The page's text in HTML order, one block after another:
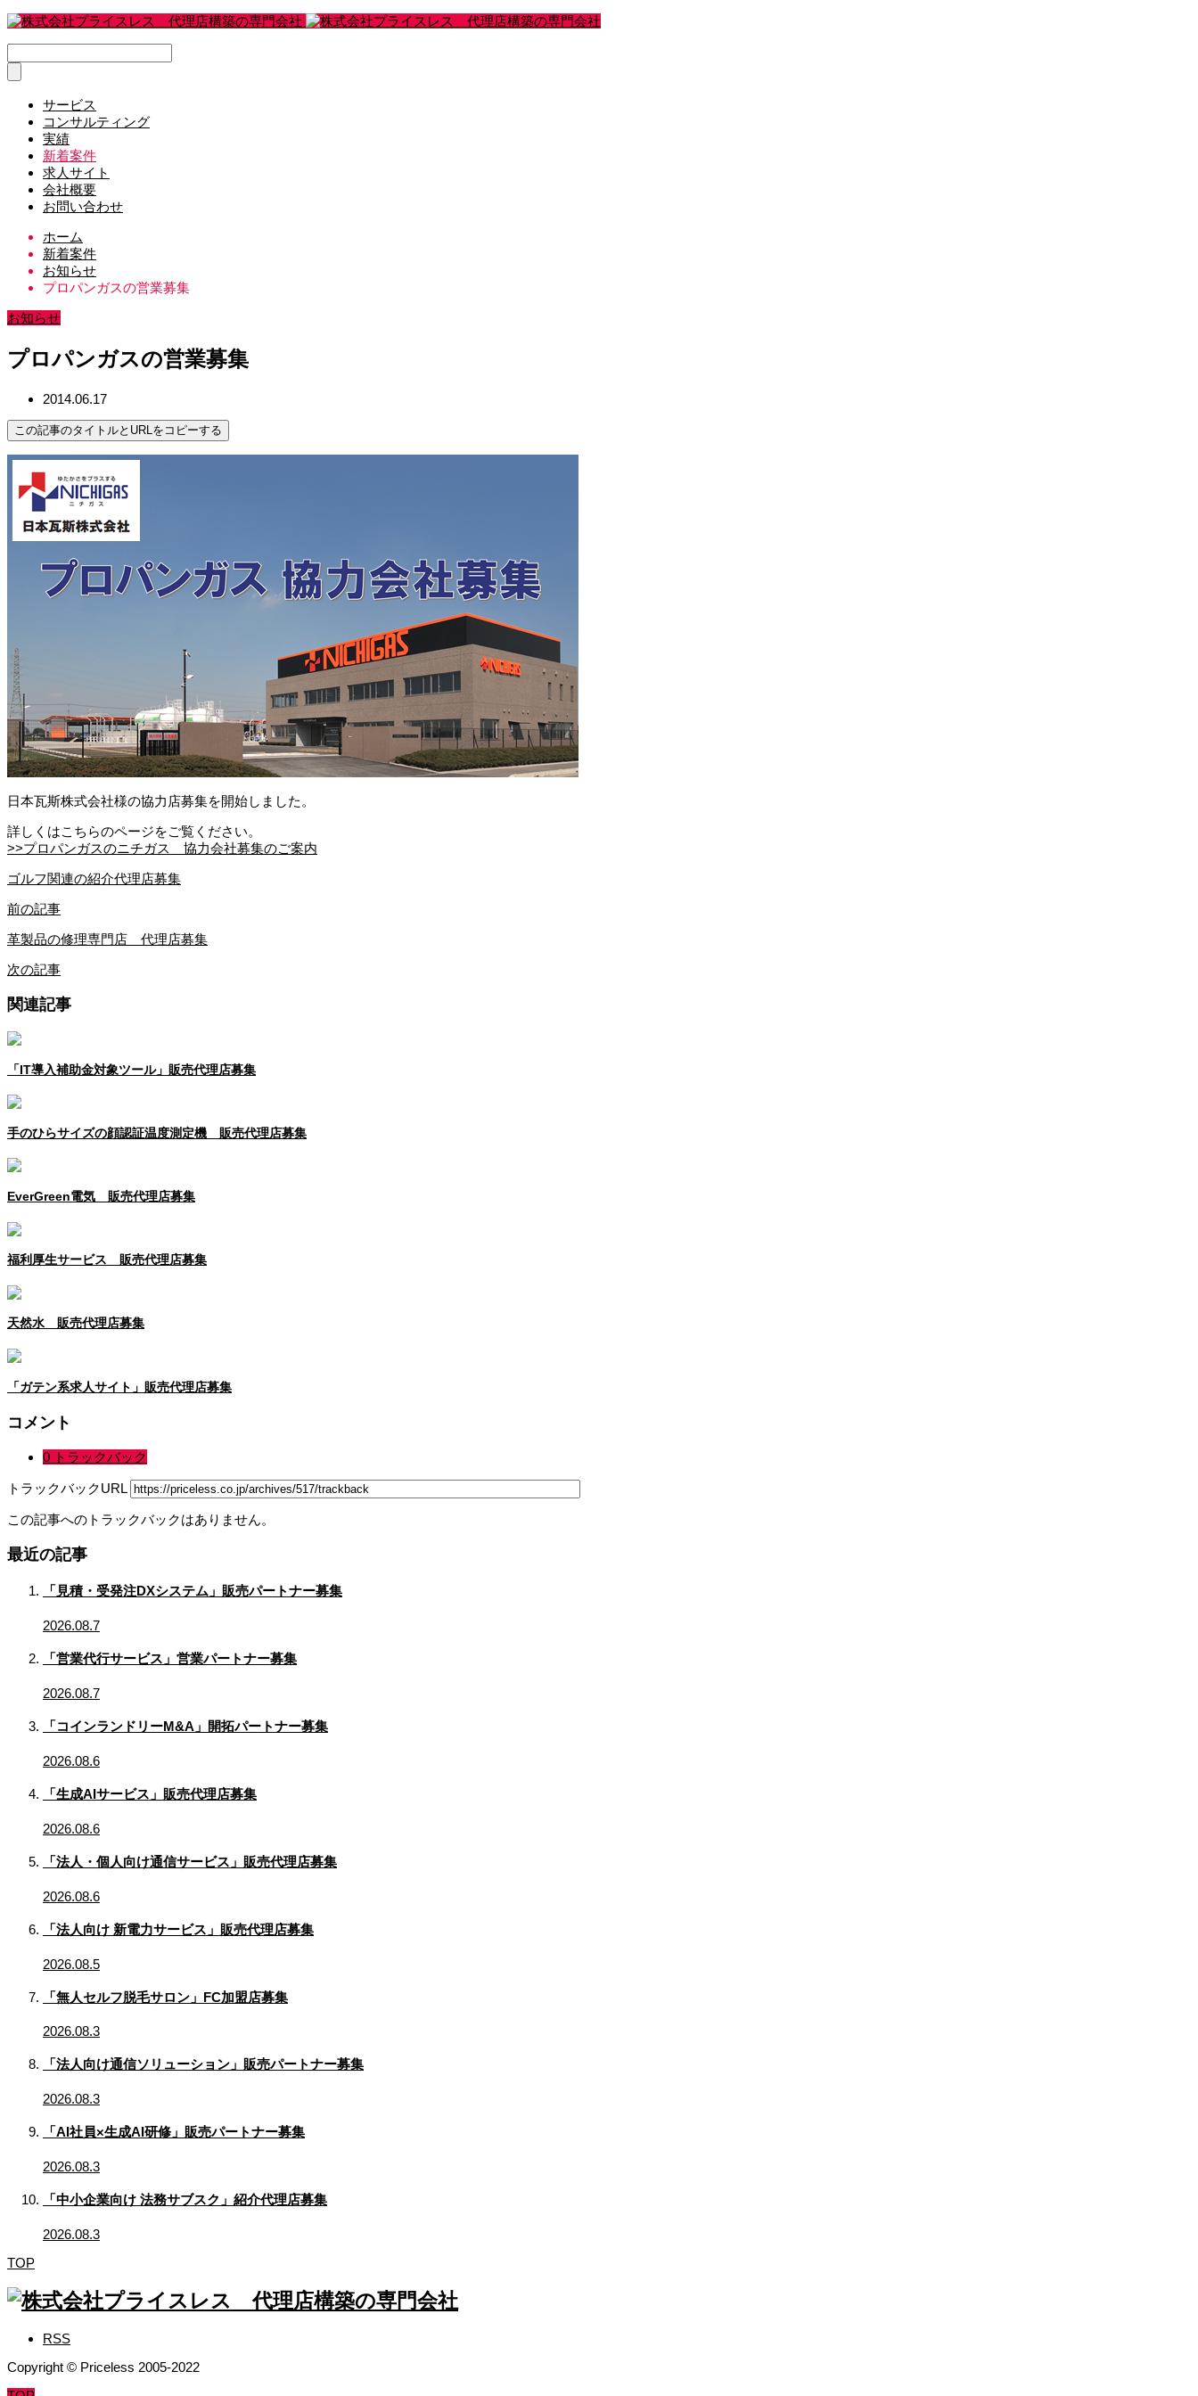
サービス
コンサルティング
実績
新着案件
求人サイト
会社概要
お問い合わせ
ホーム
新着案件
お知らせ
プロパンガスの営業募集
お知らせ
プロパンガスの営業募集
2014.06.17
この記事のタイトルとURLをコピーする
日本瓦斯株式会社様の協力店募集を開始しました。
詳しくはこちらのページをご覧ください。
>>プロパンガスのニチガス 協力会社募集のご案内
ゴルフ関連の紹介代理店募集
前の記事
革製品の修理専門店 代理店募集
次の記事
関連記事
「IT導入補助金対象ツール」販売代理店募集
手のひらサイズの顔認証温度測定機 販売代理店募集
EverGreen電気 販売代理店募集
福利厚生サービス 販売代理店募集
天然水 販売代理店募集
「ガテン系求人サイト」販売代理店募集
コメント
0 トラックバック
トラックバックURL
この記事へのトラックバックはありません。
最近の記事
「見積・受発注DXシステム」販売パートナー募集
2026.08.7
「営業代行サービス」営業パートナー募集
2026.08.7
「コインランドリーM&A」開拓パートナー募集
2026.08.6
「生成AIサービス」販売代理店募集
2026.08.6
「法人・個人向け通信サービス」販売代理店募集
2026.08.6
「法人向け 新電力サービス」販売代理店募集
2026.08.5
「無人セルフ脱毛サロン」FC加盟店募集
2026.08.3
「法人向け通信ソリューション」販売パートナー募集
2026.08.3
「AI社員×生成AI研修」販売パートナー募集
2026.08.3
「中小企業向け 法務サブスク」紹介代理店募集
2026.08.3
TOP
RSS
Copyright © Priceless 2005-2022